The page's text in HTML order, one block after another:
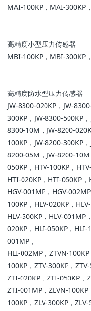
MAI-100KP，MAI-300KP
高精度小型压力传感器
MBI-100KP，MBI-300KP
高精度防水型压力传感器
JW-8300-020KP，JW-
300KP，JW-8300-500KP
8300-10M，JW-8200-
100KP，JW-8200-300KP
8200-05M，JW-8200-10M
050KP，HTV-100KP，
HTI-020KP，HTI-050KP
HGV-001MP，HGV-
100KP，HLV-020KP，
HLV-500KP，HLV-001MP
020KP，HLI-050KP，HLI-
001MP，
HLI-002MP，ZTVN-100KP
100KP，ZTV-300KP，
ZTI-020KP，ZTI-050KP，
ZTI-001MP，ZLVN-100KP
100KP，ZLV-300KP，